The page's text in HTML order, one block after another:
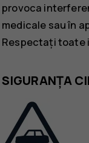
provoca
medicale sau în
Respectați toate
SIGURANȚA